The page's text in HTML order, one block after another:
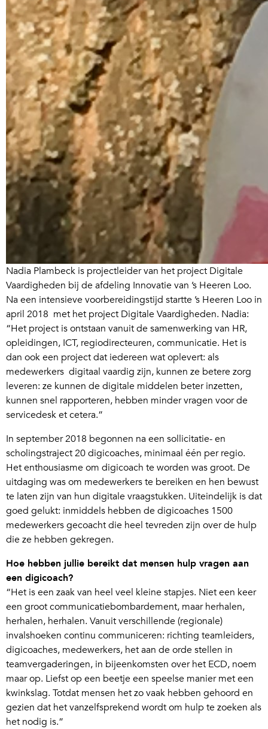
Nadia Plambeck is projectleider van het project Digitale
Vaardigheden bij de afdeling Innovatie van ’s Heeren Loo.
Na een intensieve voorbereidingstijd startte ’s Heeren Loo in
april 2018 met het project Digitale Vaardigheden. Nadia:
“Het project is ontstaan vanuit de samenwerking van HR,
opleidingen, ICT, regiodirecteuren, communicatie. Het is
dan ook een project dat iedereen wat oplevert: als
medewerkers digitaal vaardig zijn, kunnen ze betere zorg
leveren: ze kunnen de digitale middelen beter inzetten,
kunnen snel rapporteren, hebben minder vragen voor de
servicedesk et cetera.”
In september 2018 begonnen na een sollicitatie- en
scholingstraject 20 digicoaches, minimaal één per regio.
Het enthousiasme om digicoach te worden was groot. De
uitdaging was om medewerkers te bereiken en hen bewust
te laten zijn van hun digitale vraagstukken. Uiteindelijk is dat
goed gelukt: inmiddels hebben de digicoaches 1500
medewerkers gecoacht die heel tevreden zijn over de hulp
die ze hebben gekregen.
Hoe hebben jullie bereikt dat mensen hulp vragen aan
een digicoach?
“Het is een zaak van heel veel kleine stapjes. Niet een keer
een groot communicatiebombardement, maar herhalen,
herhalen, herhalen. Vanuit verschillende (regionale)
invalshoeken continu communiceren: richting teamleiders,
digicoaches, medewerkers, het aan de orde stellen in
teamvergaderingen, in bijeenkomsten over het ECD, noem
maar op. Liefst op een beetje een speelse manier met een
kwinkslag. Totdat mensen het zo vaak hebben gehoord en
gezien dat het vanzelfsprekend wordt om hulp te zoeken als
het nodig is.”